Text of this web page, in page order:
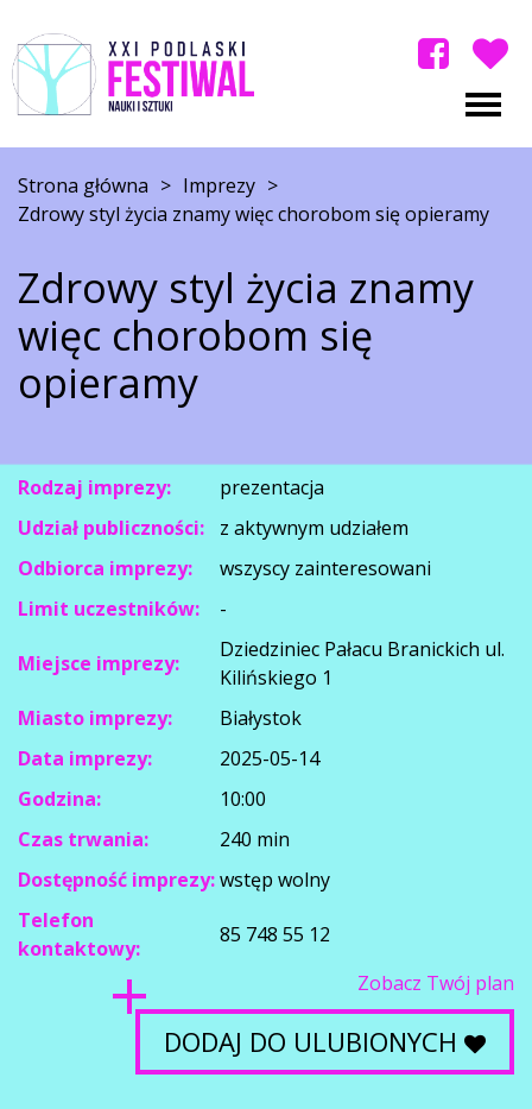
Strona główna > Imprezy >
Zdrowy styl życia znamy więc chorobom się opieramy
Zdrowy styl życia znamy
więc chorobom się
opieramy
Rodzaj imprezy:
prezentacja
Udział publiczności:
z aktywnym udziałem
Odbiorca imprezy:
wszyscy zainteresowani
Limit uczestników:
-
Miejsce imprezy:
Dziedziniec Pałacu Branickich ul.
Kilińskiego 1
Miasto imprezy:
Białystok
Data imprezy:
2025-05-14
Godzina:
10:00
Czas trwania:
240 min
Dostępność imprezy:wstęp wolny
Telefon
kontaktowy:
85 748 55 12
Zobacz Twój plan
DODAJ DO ULUBIONYCH